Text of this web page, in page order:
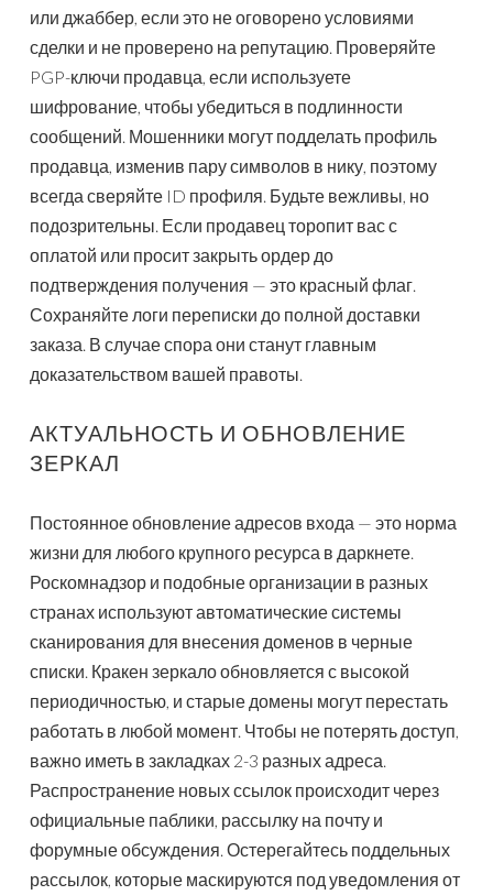
или джаббер, если это не оговорено условиями
сделки и не проверено на репутацию. Проверяйте
PGP-ключи продавца, если используете
шифрование, чтобы убедиться в подлинности
сообщений. Мошенники могут подделать профиль
продавца, изменив пару символов в нику, поэтому
всегда сверяйте ID профиля. Будьте вежливы, но
подозрительны. Если продавец торопит вас с
оплатой или просит закрыть ордер до
подтверждения получения — это красный флаг.
Сохраняйте логи переписки до полной доставки
заказа. В случае спора они станут главным
доказательством вашей правоты.
АКТУАЛЬНОСТЬ И ОБНОВЛЕНИЕ
ЗЕРКАЛ
Постоянное обновление адресов входа — это норма
жизни для любого крупного ресурса в даркнете.
Роскомнадзор и подобные организации в разных
странах используют автоматические системы
сканирования для внесения доменов в черные
списки. Кракен зеркало обновляется с высокой
периодичностью, и старые домены могут перестать
работать в любой момент. Чтобы не потерять доступ,
важно иметь в закладках 2-3 разных адреса.
Распространение новых ссылок происходит через
официальные паблики, рассылку на почту и
форумные обсуждения. Остерегайтесь поддельных
рассылок, которые маскируются под уведомления от